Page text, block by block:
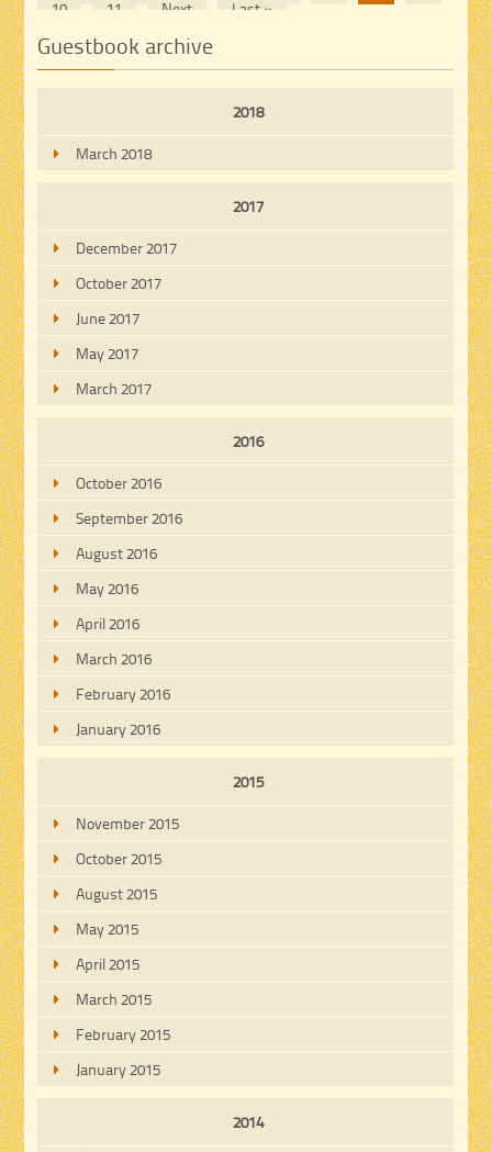
10 11 Next Last »
Guestbook archive
2018
March 2018
2017
December 2017
October 2017
June 2017
May 2017
March 2017
2016
October 2016
September 2016
August 2016
May 2016
April 2016
March 2016
February 2016
January 2016
2015
November 2015
October 2015
August 2015
May 2015
April 2015
March 2015
February 2015
January 2015
2014